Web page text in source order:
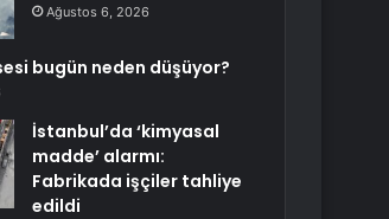
Ağustos 6, 2026
bugün neden düşüyor?
İstanbul’da ‘kimyasal
madde’ alarmı:
Fabrikada işçiler tahliye
edildi